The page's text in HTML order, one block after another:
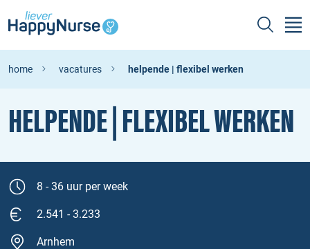
home vacatures helpende | flexibel werken
HELPENDE | FLEXIBEL WERKEN
8 - 36 uur per week
2.541 - 3.233
Arnhem